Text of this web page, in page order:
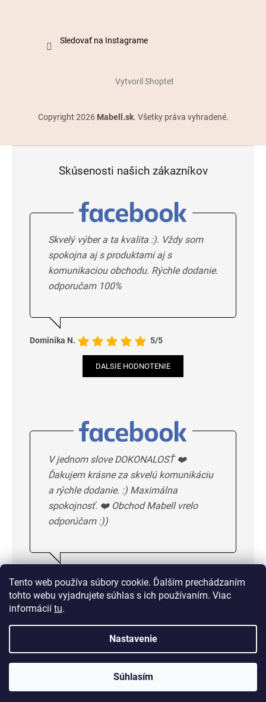
Tento web používa súbory cookie. Ďalším prechádzaním
tohto webu vyjadrujete súhlas s ich používaním. Viac
informácií tu.
Nastavenie
Súhlasím
Sledovať na Instagrame
Vytvoril Shoptet
Copyright 2026 Mabell.sk. Všetky práva vyhradené.
Skúsenosti našich zákazníkov
Skvelý výber a ta kvalita :). Vždy som
spokojna aj s produktami aj s
komunikaciou obchodu. Rýchle dodanie.
odporučam 100%
Dominika N. 5/5
DALSIE HODNOTENIE
V jednom slove DOKONALOSŤ ❤️
Ďakujem krásne za skvelú komunikáciu
a rýchle dodanie. :) Maximálna
spokojnosť. ❤️ Obchod Mabell vrelo
odporúčam :))
DALSIE HODNOTENIE